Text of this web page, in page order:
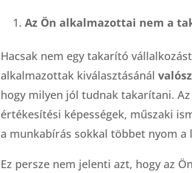
Az Ön alkalmazottai nem a
Hacsak nem egy takarító
alkalmazottak kiválasztásánál
hogy milyen jól tudnak takarítani.
értékesítési képességek, műszaki
a munkabírás sokkal többet nyom a
Ez persze nem jelenti azt, hogy az